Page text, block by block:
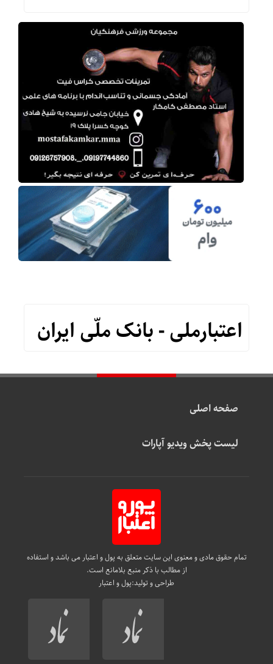
اعتبارملی - بانک ملّی ایران
صفحه اصلی
لیست پخش ویدیو آپارات
تمام حقوق مادی و معنوی این سایت متعلق به پول و اعتبار می باشد و استفاده
از مطالب با ذکر منبع بلامانع است.
طراحی و تولید:پول و اعتبار